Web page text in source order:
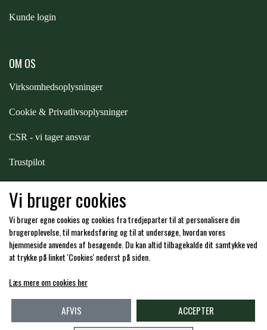
STUD MUFFIN
TKO
WAHLSTEN
WALSH
Kunde login
OM OS
Virksomhedsoplysninger
Cookie & Privatlivsoplysninger
CSR - vi tager ansvar
Trustpilot
Hos os kan du betale med:
Vi bruger cookies
Vi bruger egne cookies og cookies fra tredjeparter til at personalisere din
brugeroplevelse, til markedsføring og til at undersøge, hvordan vores
hjemmeside anvendes af besøgende. Du kan altid tilbagekalde dit samtykke ved
at trykke på linket 'Cookies' nederst på siden.
Læs mere om cookies her
AFVIS ACCEPTER